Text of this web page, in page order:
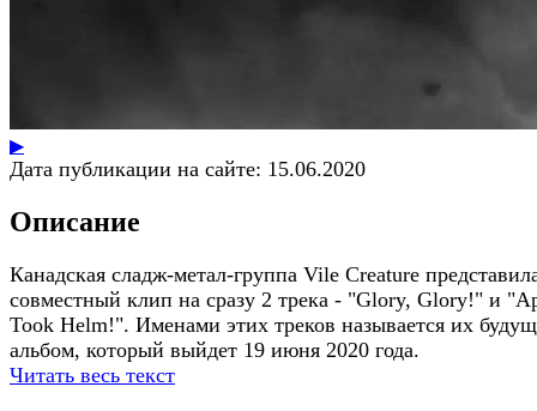
▶
Дата публикации на сайте: 15.06.2020
Описание
Канадская сладж-метал-группа Vile Creature
совместный клип на сразу 2 трека - "Glory, Glory!" и
Took Helm!". Именами этих треков называется их
альбом, который выйдет 19 июня 2020 года.
Читать весь текст